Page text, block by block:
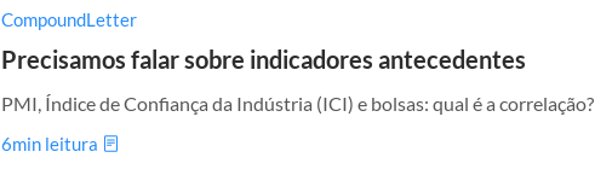
CompoundLetter
6min leitura
Precisamos falar sobre indicadores antecedentes
PMI, Índice de Confiança da Indústria (ICI) e bolsas: qual é a correlação?